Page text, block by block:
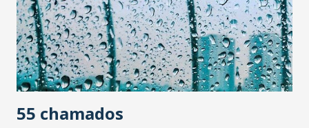
maior registro de chuva aconteceu no bairro Edson
Queiroz, com 148 milímetros (mm) de precipitação entre
cinco da manhã e meio dia. Já a rede convencional de
pluviômetros mostrou que choveu também em outros 32
municípios cearenses,...
55 chamados